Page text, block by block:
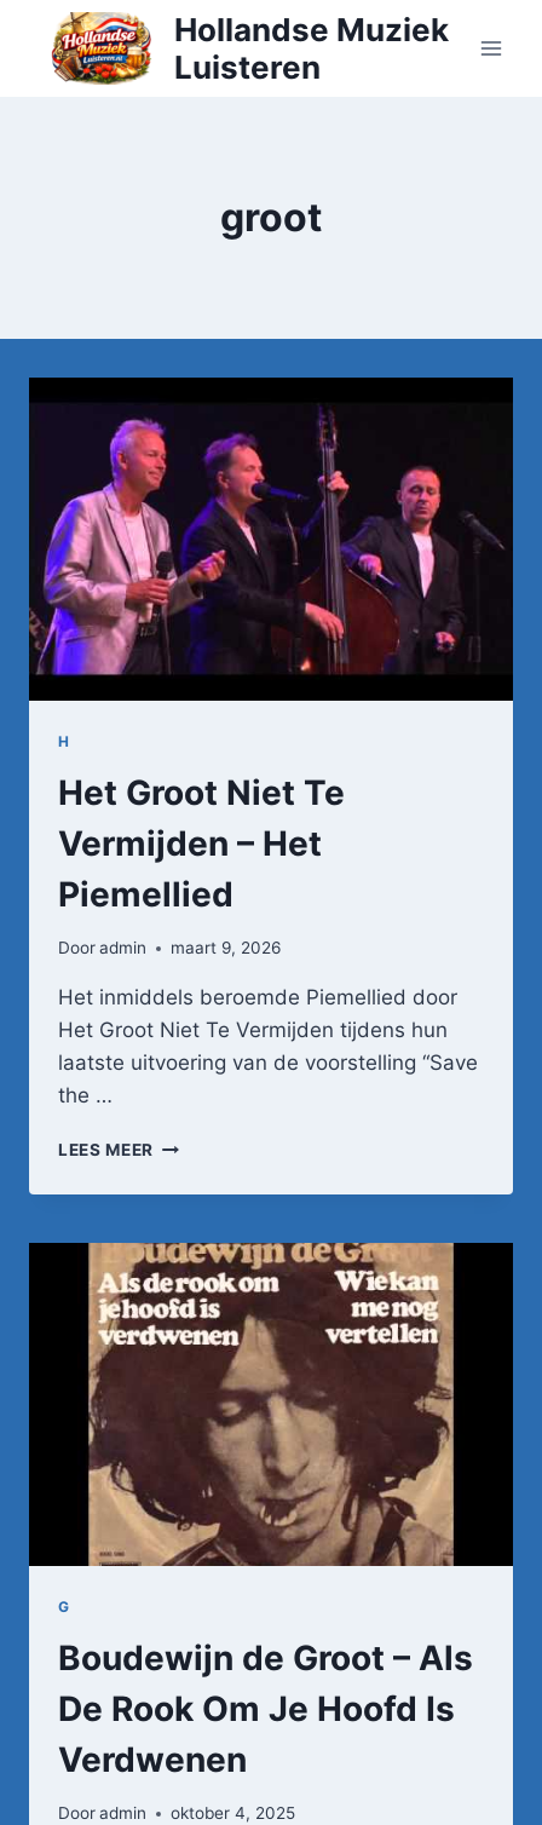
Doorgaan
inhoud
Hollandse Muziek
Luisteren
groot
H
Het Groot Niet Te
Vermijden – Het
Piemellied
Dooradmin maart 9, 2026
Het inmiddels beroemde Piemellied door
Het Groot Niet Te Vermijden tijdens hun
laatste uitvoering van de voorstelling “Save
the …
LEES MEER HET
NIET
VERMIJDEN
–
HET
PIEMELLIED
G
Boudewijn de Groot – Als
De Rook Om Je Hoofd Is
Verdwenen
Dooradmin oktober 4, 2025